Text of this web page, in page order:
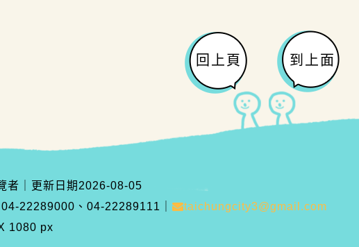
回上頁 到上面
者 更新日期 2026-08-05
22289000、04-22289111 ｜
taichungcity3@gmail.com
1080 px